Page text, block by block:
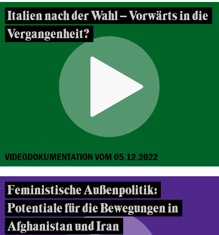
Italien nach der Wahl – Vorwärts in die
Vergangenheit?
VIDEODOKUMENTATION VOM 05.12.2022
Feministische Außenpolitik:
Potentiale für die Bewegungen in
Afghanistan und Iran